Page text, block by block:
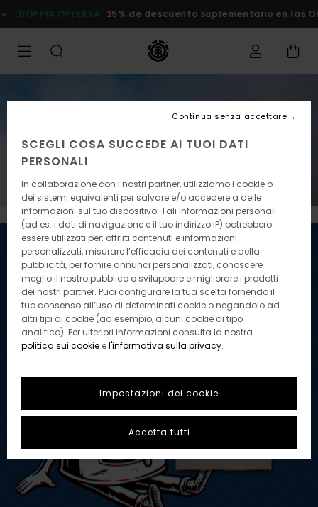
DOPPIA OFFERTA 25% de descuento suplementario en
DOPPIA OFFERTA
SCEGLI COSA SUCCEDE AI TUOI DATI
PERSONALI
In collaborazione con i nostri partner, utilizziamo i cookie o
dei sistemi equivalenti per salvare e/o accedere a delle
informazioni sul tuo dispositivo. Tali informazioni personali
(ad es. i dati di navigazione e il tuo indirizzo IP) potrebbero
essere utilizzati per: offrirti contenuti e informazioni
personalizzati, misurare l’efficacia dei contenuti e della
pubblicità, per fornire annunci personalizzati, conoscere
meglio il nostro pubblico o sviluppare e migliorare i prodotti
dei nostri partner. Puoi configurare la tua scelta fornendo il
tuo consenso all’uso di determinati cookie o negandolo ad
altri tipi di cookie (ad esempio, alcuni cookie di tipo
analitico). Per ulteriori informazioni consulta la nostra
politica sui cookie el'informativa sulla privacy.
Impostazioni dei cookie
Continua senza accettare
Accetta tutti